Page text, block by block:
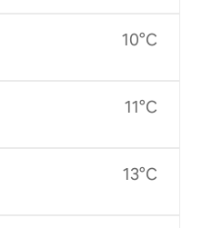
10°C
11°C
13°C